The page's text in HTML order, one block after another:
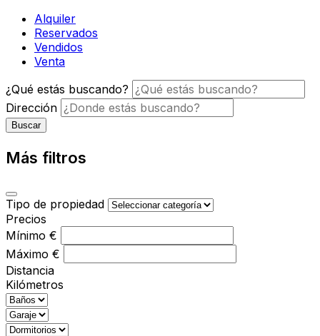
Alquiler
Reservados
Vendidos
Venta
¿Qué estás buscando?
Dirección
Buscar
Más filtros
Tipo de propiedad
Precios
Mínimo €
Máximo €
Distancia
Kilómetros